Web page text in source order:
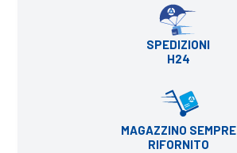
SPEDIZIONI
H24
MAGAZZINO SEMPRE
RIFORNITO